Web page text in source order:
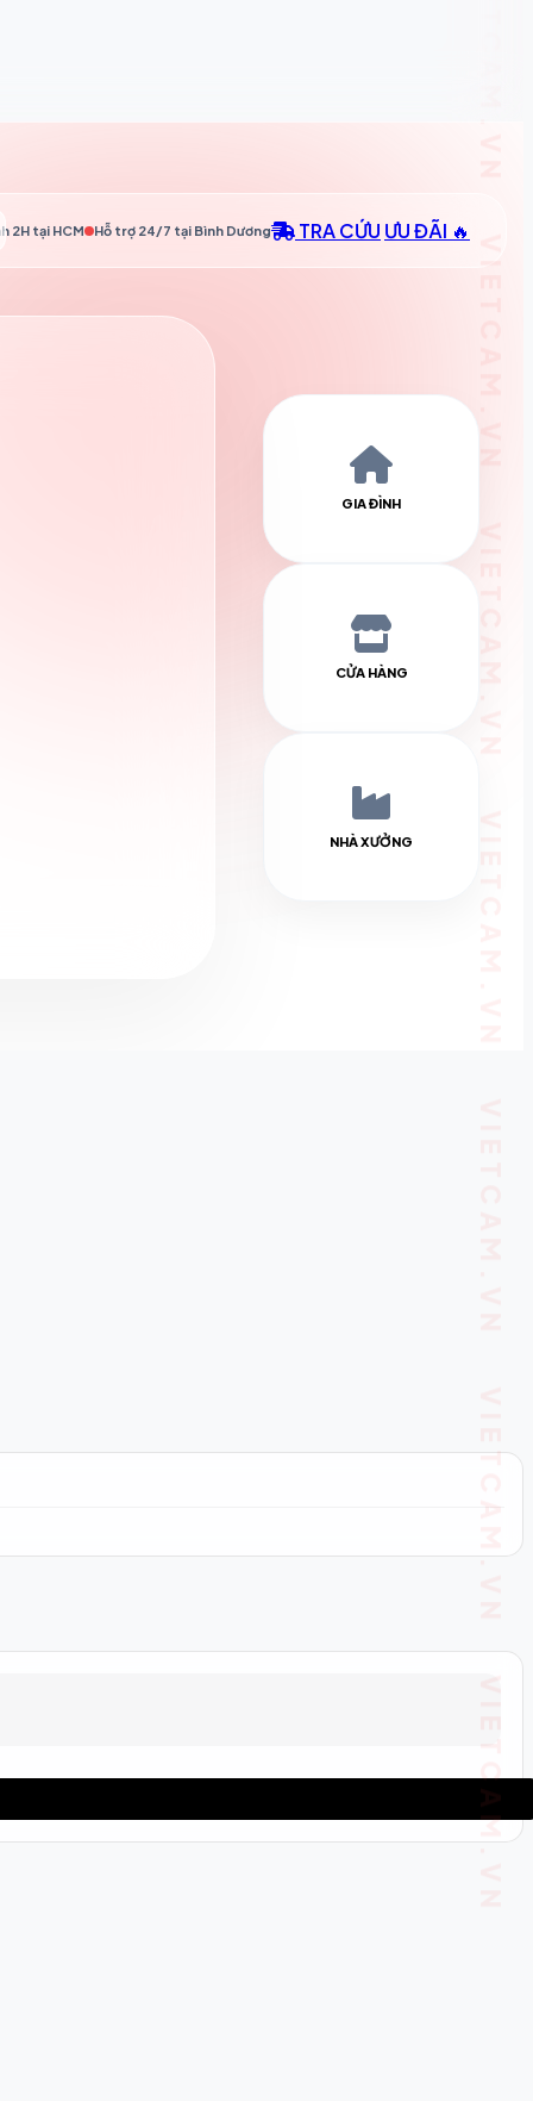
2H tại HCM Hỗ trợ 24/7 tại Bình Dương TRA CỨU ƯU ĐÃI 🔥
GIA ĐÌNH
CỬA HÀNG
NHÀ XƯỞNG
VIETCAM.VN VIETCAM.VN VIETCAM.VN VIETCAM.VN VIETCAM.VN VIETCAM.VN